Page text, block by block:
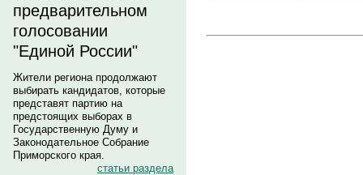
предварительном
голосовании
"Единой России"
Жители региона продолжают
выбирать кандидатов, которые
представят партию на
предстоящих выборах в
Государственную Думу и
Законодательное Собрание
Приморского края.
статьи раздела